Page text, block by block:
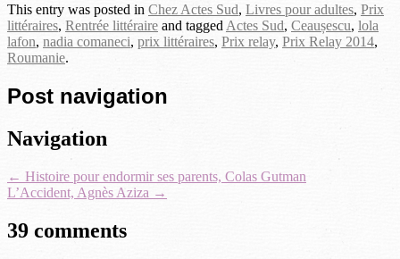
This entry was posted in Chez Actes Sud, Livres pour adultes, Prix
littéraires, Rentrée littéraire and tagged Actes Sud, Ceaușescu, lola
lafon, nadia comaneci, prix littéraires, Prix relay, Prix Relay 2014,
Roumanie.
Post navigation
Navigation
← Histoire pour endormir ses parents, Colas Gutman
L’Accident, Agnès Aziza →
39 comments